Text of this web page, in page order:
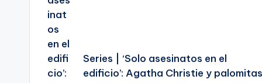
Series | ‘Solo asesinatos en el
edificio’: Agatha Christie y